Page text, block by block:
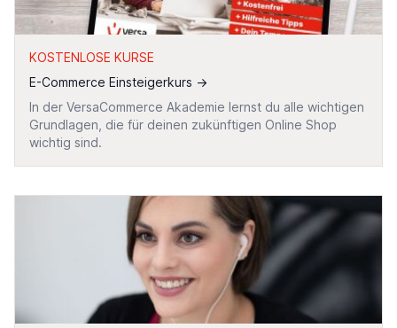
KOSTENLOSE KURSE
E-Commerce Einsteigerkurs →
In der VersaCommerce Akademie lernst du alle wichtigen
Grundlagen, die für deinen zukünftigen Online Shop
wichtig sind.